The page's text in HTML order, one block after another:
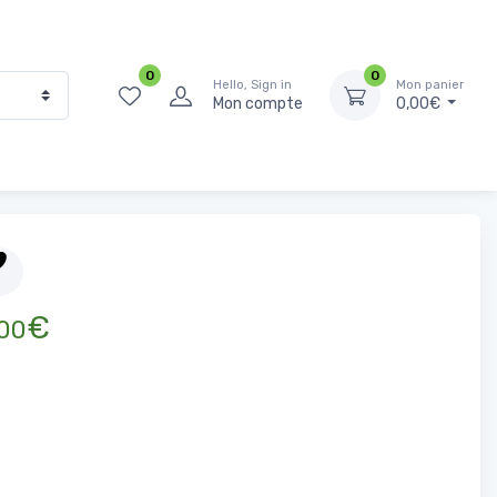
0
Hello, Sign in
Mon compte
0
Mon panier
0,00€
€